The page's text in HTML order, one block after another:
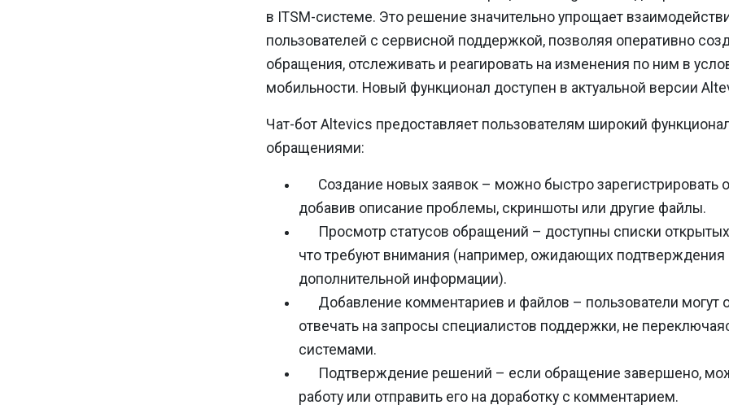
в ITSM-системе. Это решение значительно упрощает
пользователей с сервисной поддержкой, позволяя оперативно
обращения, отслеживать и реагировать на изменения по ним в
мобильности. Новый функционал доступен в актуальной версии
Чат-бот Altevics предоставляет пользователям широкий
обращениями:
Создание новых заявок – можно быстро зарегистрировать
добавив описание проблемы, скриншоты или другие файлы.
Просмотр статусов обращений – доступны списки открытых
что требуют внимания (например, ожидающих подтверждения
дополнительной информации).
Добавление комментариев и файлов – пользователи могут
отвечать на запросы специалистов поддержки, не
системами.
Подтверждение решений – если обращение завершено,
работу или отправить его на доработку с комментарием.